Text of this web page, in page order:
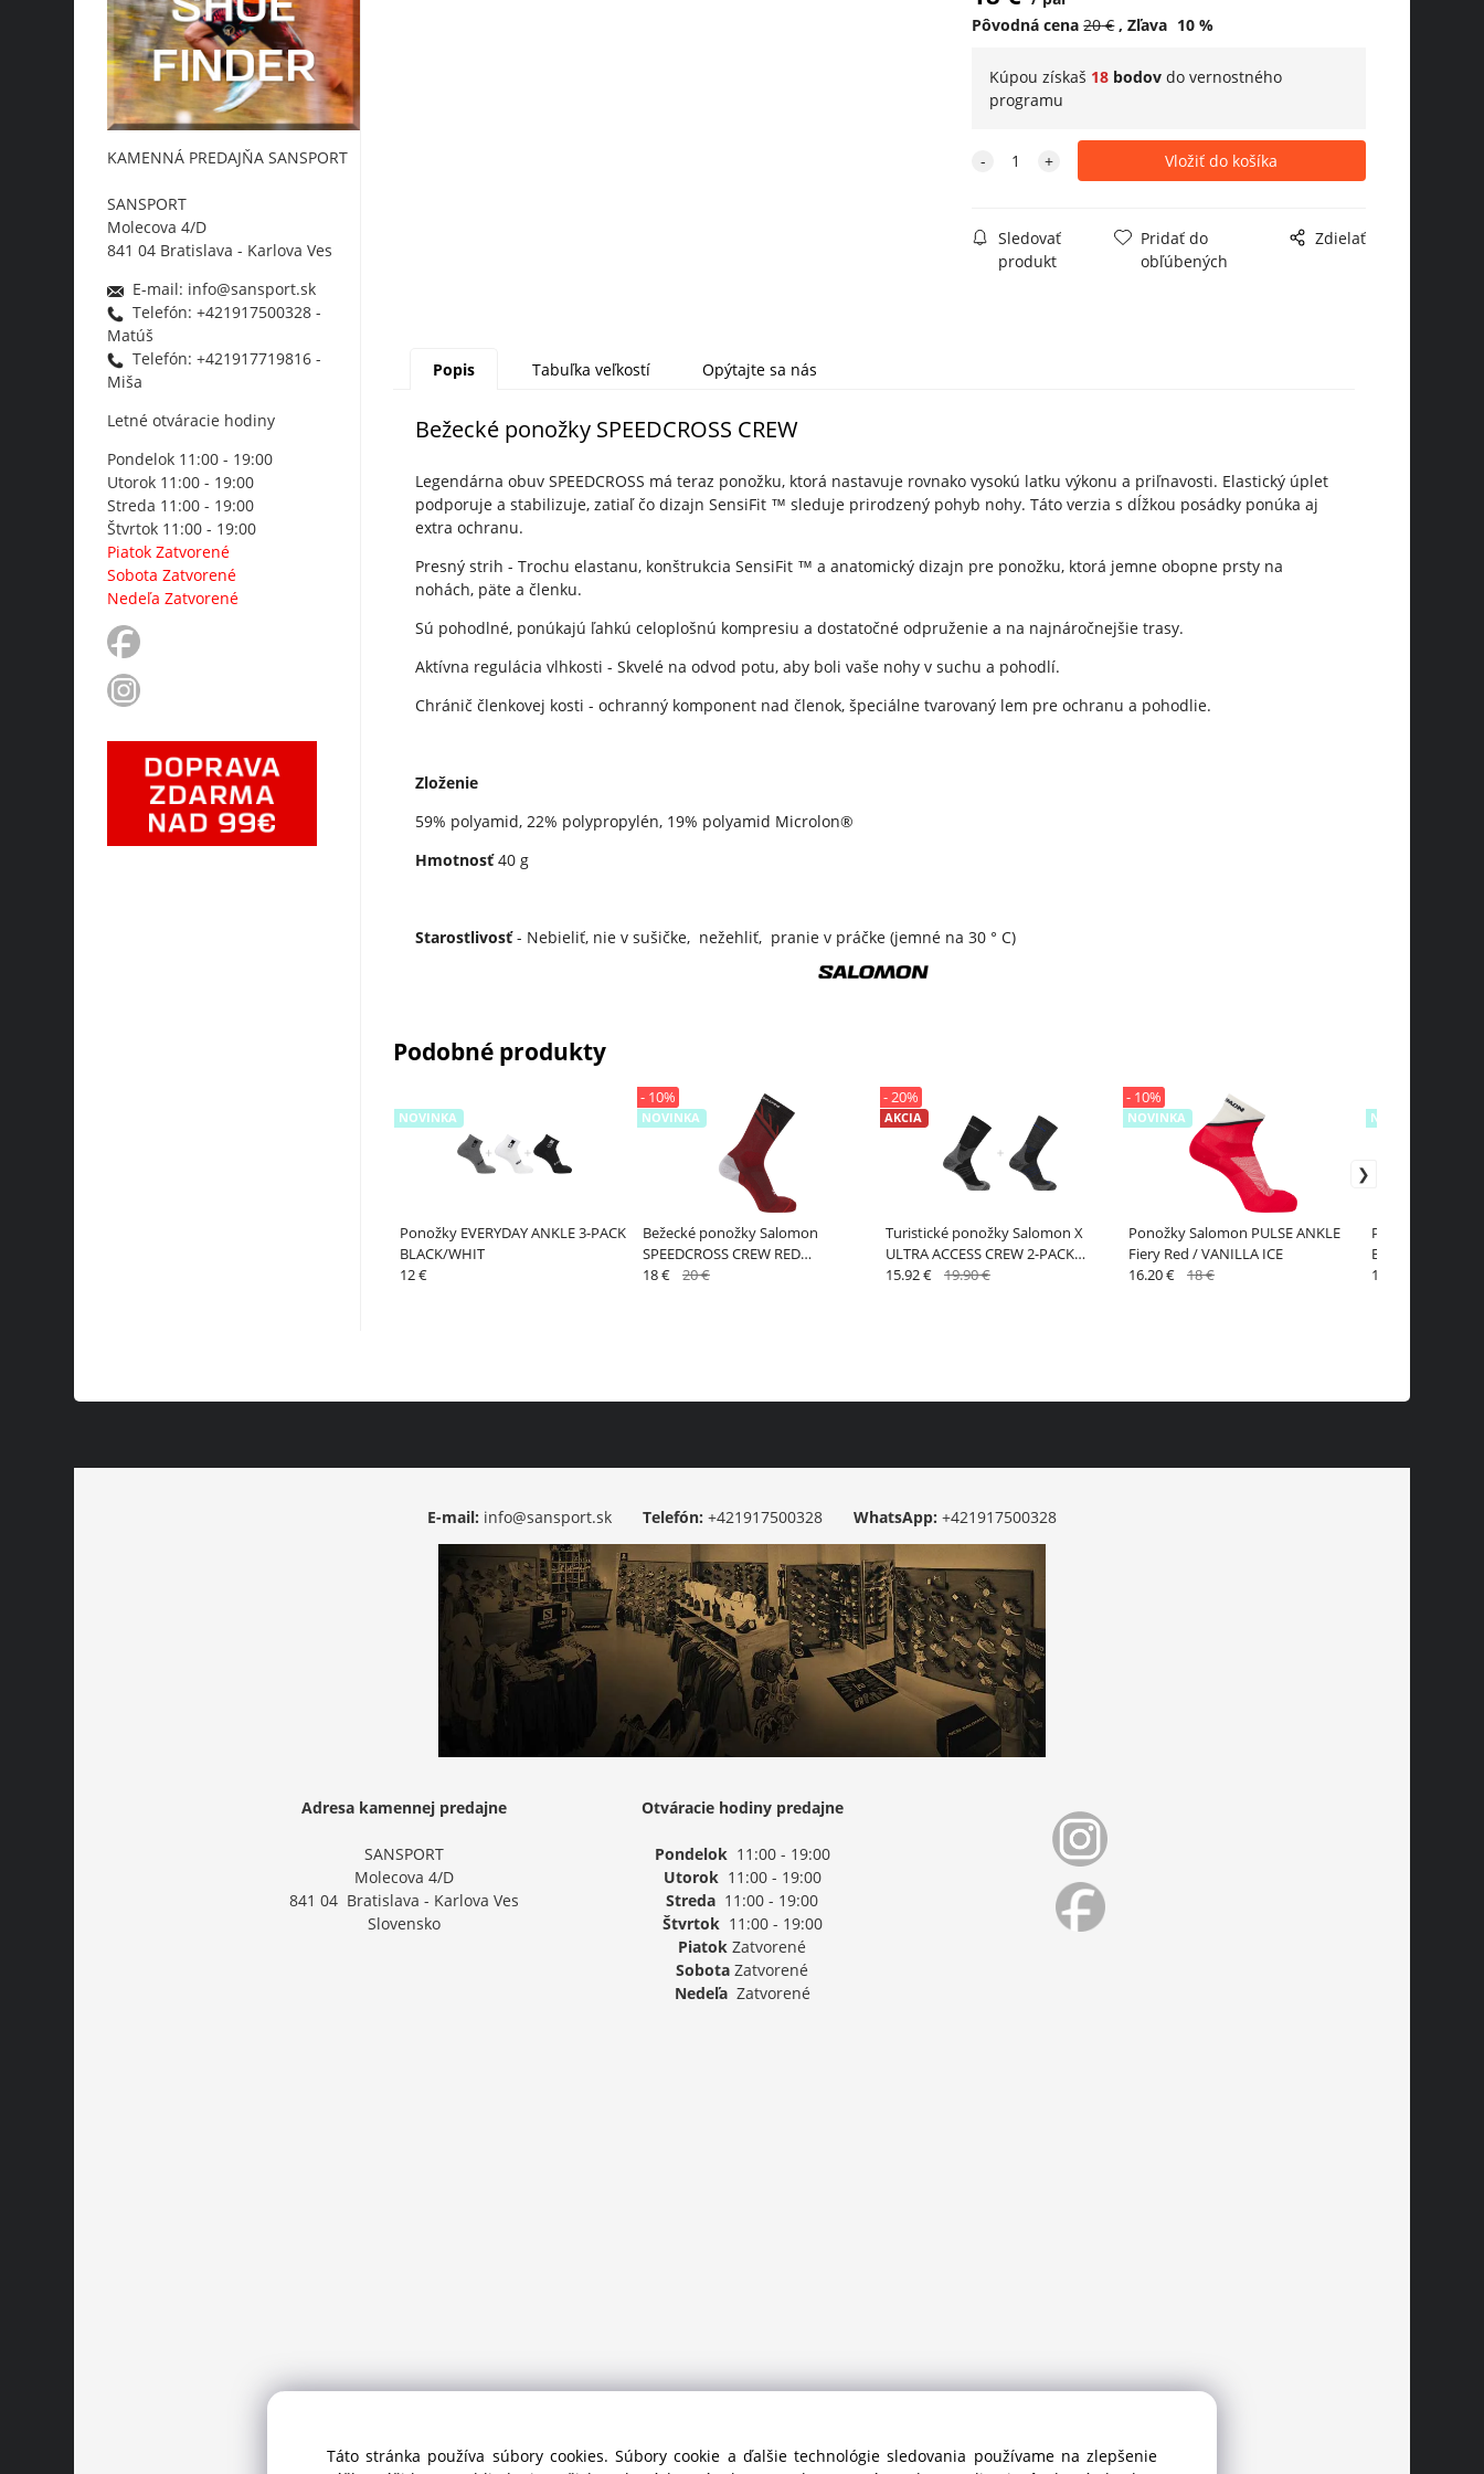
KAMENNÁ PREDAJŇA SANSPORT
SANSPORT
Molecova 4/D
841 04 Bratislava - Karlova Ves
E-mail: info@sansport.sk
Telefón: +421917500328 -
Matúš
Telefón: +421917719816 -
Miša
Letné otváracie hodiny
Pondelok 11:00 - 19:00
Utorok 11:00 - 19:00
Streda 11:00 - 19:00
Štvrtok 11:00 - 19:00
Piatok Zatvorené
Sobota Zatvorené
Nedeľa Zatvorené
Pôvodná cena 20€ Zľava 10 %
Kúpou získaš 18 bodov dovernostného
programu
Sledovať
produkt
Pridať do
obľúbených
Zdielať
Popis Tabuľka veľkostí Opýtajte sa nás
Bežecké ponožky SPEEDCROSS CREW
Legendárna obuv SPEEDCROSS má teraz ponožku, ktorá nastavuje rovnako vysokú latku výkonu a priľnavosti. Elastický úplet
podporuje a stabilizuje, zatiaľ čo dizajn SensiFit ™ sleduje prirodzený pohyb nohy. Táto verzia s dĺžkou posádky ponúka aj
extra ochranu.
Presný strih - Trochu elastanu, konštrukcia SensiFit ™ a anatomický dizajn pre ponožku, ktorá jemne obopne prsty na
nohách, päte a členku.
Sú pohodlné, ponúkajú ľahkú celoplošnú kompresiu a dostatočné odpruženie a na najnáročnejšie trasy.
Aktívna regulácia vlhkosti - Skvelé na odvod potu, aby boli vaše nohy v suchu a pohodlí.
Chránič členkovej kosti - ochranný komponent nad členok, špeciálne tvarovaný lem pre ochranu a pohodlie.
Zloženie
59% polyamid, 22% polypropylén, 19% polyamid Microlon®
Hmotnosť40 g
Starostlivosť- Nebieliť, nie v sušičke, nežehliť, pranie v práčke (jemné na 30 ° C)
Podobné produkty
Ponožky EVERYDAY ANKLE 3-PACK
BLACK/WHIT
NOVINKA
12 €
Bežecké ponožky Salomon
SPEEDCROSS CREW RED
DAHLIA/BLACK
NOVINKA
- 10%
18 € 20 €
Turistické ponožky Salomon X
ULTRA ACCESS CREW 2-PACK
Anthracite / Black
AKCIA
- 20%
15.92 € 19.90 €
Ponožky Salomon PULSE ANKLE
Fiery Red / VANILLA ICE
NOVINKA
- 10%
16.20 € 18 €
Ponožky
Black
NOVINKA
14 €
E-mail: info@sansport.sk Telefón: +421917500328 WhatsApp: +421917500328
Adresa kamennej predajne
SANSPORT
Molecova 4/D
841 04 Bratislava - Karlova Ves
Slovensko
Otváracie hodiny predajne
Pondelok11:00 - 19:00
Utorok11:00 - 19:00
Streda 11:00 - 19:00
Štvrtok11:00 - 19:00
Piatok Zatvorené
Sobota Zatvorené
NedeľaZatvorené
Táto stránka používa súbory cookies. Súbory cookie a ďalšie technológie sledovania používame na zlepšenie